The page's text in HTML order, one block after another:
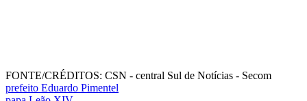
FONTE/CRÉDITOS: CSN - central Sul de Notícias - Secom
prefeito Eduardo Pimentel